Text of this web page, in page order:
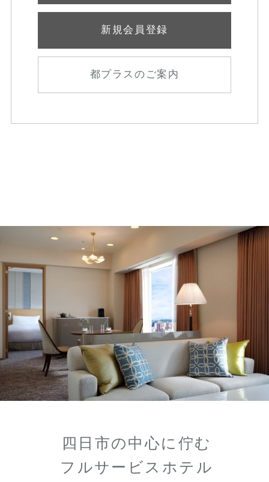
新規会員登録
都プラスのご案内
四日市の中心に佇む
フルサービスホテル